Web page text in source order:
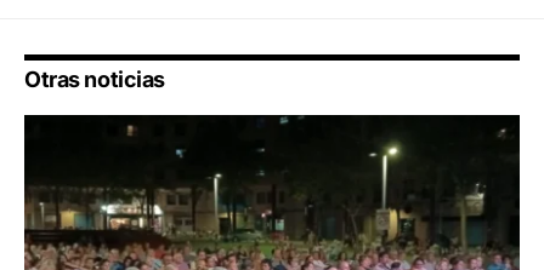
Otras noticias